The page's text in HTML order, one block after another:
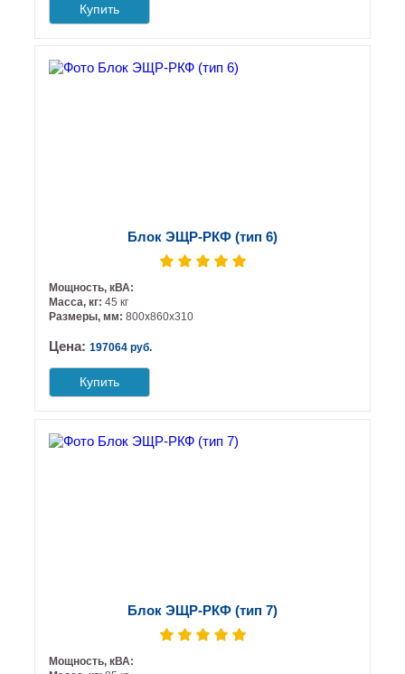
Купить
Блок ЭЩР-РКФ (тип 6)
Мощность, кВА:
Масса, кг: 45 кг
Размеры, мм: 800х860х310
Цена: 197064 руб.
Купить
Блок ЭЩР-РКФ (тип 7)
Мощность, кВА: